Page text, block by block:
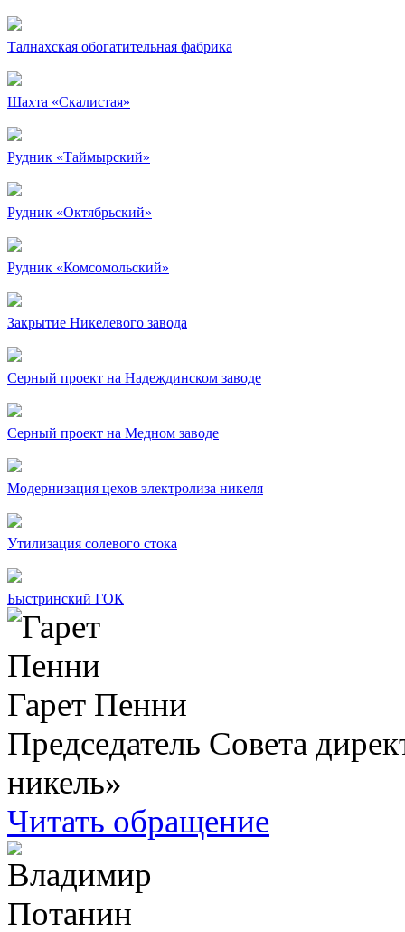
Талнахская обогатительная фабрика
Шахта «Скалистая»
Рудник «Таймырский»
Рудник «Октябрьский»
Рудник «Комсомольский»
Закрытие Никелевого завода
Серный проект на Надеждинском заводе
Серный проект на Медном заводе
Модернизация цехов электролиза никеля
Утилизация солевого стока
Быстринский ГОК
Гарет Пенни
Председатель Совета
никель»
Читать обращение